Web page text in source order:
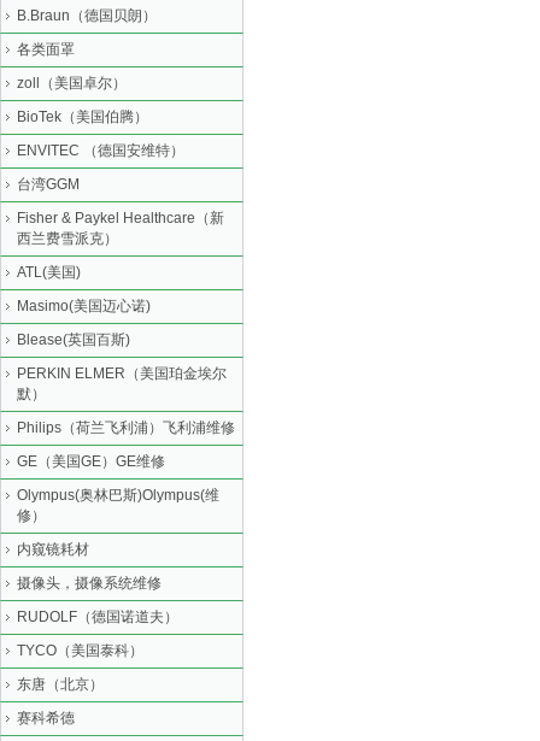
B.Braun（德国贝朗）
各类面罩
zoll（美国卓尔）
BioTek（美国伯腾）
ENVITEC （德国安维特）
台湾GGM
Fisher & Paykel Healthcare（新
西兰费雪派克）
ATL(美国)
Masimo(美国迈心诺)
Blease(英国百斯)
PERKIN ELMER（美国珀金埃尔
默）
Philips（荷兰飞利浦）飞利浦维修
GE（美国GE）GE维修
Olympus(奥林巴斯)Olympus(维
修）
内窥镜耗材
摄像头，摄像系统维修
RUDOLF（德国诺道夫）
TYCO（美国泰科）
东唐（北京）
赛科希德